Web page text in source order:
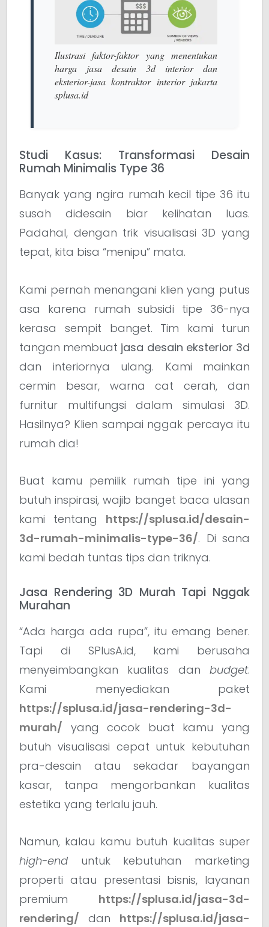
Ilustrasi faktor-faktor yang menentukan
harga jasa desain 3d interior dan
eksterior-jasa kontraktor interior jakarta
splusa.id
Studi Kasus: Transformasi Desain
Rumah Minimalis Type 36
Banyak yang ngira rumah kecil tipe 36 itu
susah didesain biar kelihatan luas.
Padahal, dengan trik visualisasi 3D yang
tepat, kita bisa “menipu” mata.
Kami pernah menangani klien yang putus
asa karena rumah subsidi tipe 36-nya
kerasa sempit banget. Tim kami turun
tangan membuat jasa desain eksterior 3d
dan interiornya ulang. Kami mainkan
cermin besar, warna cat cerah, dan
furnitur multifungsi dalam simulasi 3D.
Hasilnya? Klien sampai nggak percaya itu
rumah dia!
Buat kamu pemilik rumah tipe ini yang
butuh inspirasi, wajib banget baca ulasan
kami tentang https://splusa.id/desain-
3d-rumah-minimalis-type-36/. Di sana
kami bedah tuntas tips dan triknya.
Jasa Rendering 3D Murah Tapi Nggak
Murahan
“Ada harga ada rupa”, itu emang bener.
Tapi di SPlusA.id, kami berusaha
menyeimbangkan kualitas dan budget.
Kami menyediakan paket
https://splusa.id/jasa-rendering-3d-
murah/ yang cocok buat kamu yang
butuh visualisasi cepat untuk kebutuhan
pra-desain atau sekadar bayangan
kasar, tanpa mengorbankan kualitas
estetika yang terlalu jauh.
Namun, kalau kamu butuh kualitas super
high-end untuk kebutuhan marketing
properti atau presentasi bisnis, layanan
premium https://splusa.id/jasa-3d-
rendering/ dan https://splusa.id/jasa-